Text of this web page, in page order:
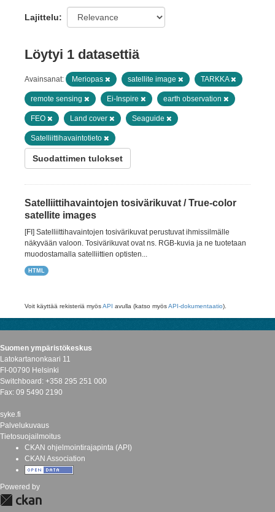
Lajittelu
Löytyi 1 datasettiä
Avainsanat: Meriopas satellite image TARKKA
remote sensing Ei-Inspire earth observation
FEO Land cover Seaguide
Satelliittihavaintotieto
Suodattimen tulokset
Satelliittihavaintojen tosivärikuvat / True-color
satellite images
[FI] Satelliittihavaintojen tosivärikuvat perustuvat ihmissilmälle
näkyvään valoon. Tosivärikuvat ovat ns. RGB-kuvia ja ne tuotetaan
muodostamalla satelliittien optisten...
HTML
Voit käyttää rekisteriä myösAPI avulla (katso myösAPI-dokumentaatio).
Suomen ympäristökeskus
Latokartanonkaari 11
FI-00790 Helsinki
Switchboard: +358 295 251 000
Fax: 09 5490 2190
syke.fi
Palvelukuvaus
Tietosuojailmoitus
CKAN ohjelmointirajapinta (API)
CKAN Association
Powered by